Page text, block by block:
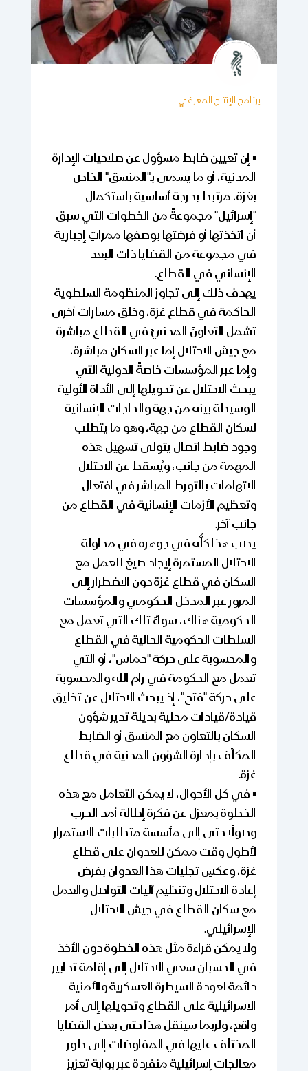
برنامج الإنتاج المعرفي
▪️ إن تعيين ضابط مسؤول عن صلاحيات الإدارة
المدنية، أو ما يسمى بـ"المنسق" الخاص
بغزة، مرتبط بدرجة أساسية باستكمال
"إسرائيل" مجموعةً من الخطوات التي سبق
أن اتخذتها أو فرضتها بوصفها ممراتٍ إجبارية
في مجموعة من القضايا ذات البعد
الإنساني في القطاع.
يهدف ذلك إلى تجاوز المنظومة السلطوية
الحاكمة في قطاع غزة، وخلق مسارات أخرى
تشمل التعاونَ المدنيَّ في القطاع مباشرة
مع جيش الاحتلال إما عبر السكان مباشرة،
وإما عبر المؤسسات خاصةً الدولية التي
يبحث الاحتلال عن تحويلها إلى الأداة الأولية
الوسيطة بينه من جهة والحاجات الإنسانية
لسكان القطاع من جهة، وهو ما يتطلب
وجود ضابط اتصال يتولى تسهيلَ هذه
المهمة من جانب، ويُسقط عن الاحتلال
الاتهاماتِ بالتورط المباشر في افتعال
وتعظيم الأزمات الإنسانية في القطاع من
جانب آخَر.
يصب هذا كلُّه في جوهره في محاولة
الاحتلال المستمرة إيجاد صيغ للعمل مع
السكان في قطاع غزة دون الاضطرار إلى
المرور عبر المدخل الحكومي والمؤسسات
الحكومية هناك، سواءٌ تلك التي تعمل مع
السلطات الحكومية الحالية في القطاع
والمحسوبة على حركة "حماس"، أو التي
تعمل مع الحكومة في رام الله والمحسوبة
على حركة "فتح"، إذ يبحث الاحتلال عن تخليق
قيادة/قيادات محلية بديلة تدير شؤون
السكان بالتعاون مع المنسق أو الضابط
المكلَّف بإدارة الشؤون المدنية في قطاع
غزة.
▪️ في كل الأحوال، لا يمكن التعامل مع هذه
الخطوة بمعزل عن فكرة إطالة أمد الحرب
وصولًا حتى إلى مأسسة متطلبات الاستمرار
لأطول وقت ممكن للعدوان على قطاع
غزة، وعكسِ تجليات هذا العدوان بفرض
إعادة الاحتلال وتنظيم آليات التواصل والعمل
مع سكان القطاع في جيش الاحتلال
الإسرائيلي.
ولا يمكن قراءة مثل هذه الخطوة دون الأخذ
في الحسبان سعي الاحتلال إلى إقامة تدابير
دائمة لعودة السيطرة العسكرية والأمنية
الاسرائيلية على القطاع وتحويلها إلى أمر
واقع، ولربما سينقل هذا حتى بعض القضايا
المختلَف عليها في المفاوضات إلى طور
معالجات إسرائيلية منفردة عبر بوابة تعزيز